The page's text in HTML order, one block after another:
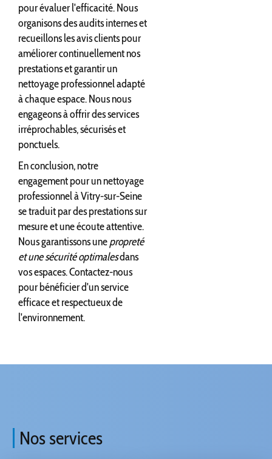
pour évaluer l'efficacité. Nous
organisons des audits internes et
recueillons les avis clients pour
améliorer continuellement nos
prestations et garantir un
nettoyage professionnel adapté
à chaque espace. Nous nous
engageons à offrir des services
irréprochables, sécurisés et
ponctuels.
En conclusion, notre
engagement pour un nettoyage
professionnel à Vitry-sur-Seine
se traduit par des prestations sur
mesure et une écoute attentive.
Nous garantissons unepropreté
et une sécurité optimalesdans
vos espaces. Contactez-nous
pour bénéficier d'un service
efficace et respectueux de
l'environnement.
Nos services